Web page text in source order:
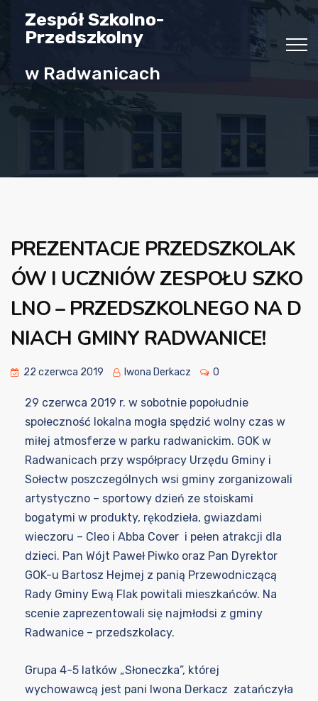
Zespół Szkolno-
Przedszkolny
w Radwanicach
PREZENTACJE PRZEDSZKOLAK
ÓW I UCZNIÓW ZESPOŁU SZKO
LNO – PRZEDSZKOLNEGO NA D
NIACH GMINY RADWANICE!
22 czerwca 2019 Iwona Derkacz 0
29 czerwca 2019 r. w sobotnie popołudnie
społeczność lokalna mogła spędzić wolny czas w
miłej atmosferze w parku radwanickim. GOK w
Radwanicach przy współpracy Urzędu Gminy i
Sołectw poszczególnych wsi gminy zorganizowali
artystyczno – sportowy dzień ze stoiskami
bogatymi w produkty, rękodzieła, gwiazdami
wieczoru – Cleo i Abba Cover i pełen atrakcji dla
dzieci. Pan Wójt Paweł Piwko oraz Pan Dyrektor
GOK-u Bartosz Hejmej z panią Przewodniczącą
Rady Gminy Ewą Flak powitali mieszkańców. Na
scenie zaprezentowali się najmłodsi z gminy
Radwanice – przedszkolacy.
Grupa 4-5 latków „Słoneczka”, której
wychowawcą jest pani Iwona Derkacz zatańczyła